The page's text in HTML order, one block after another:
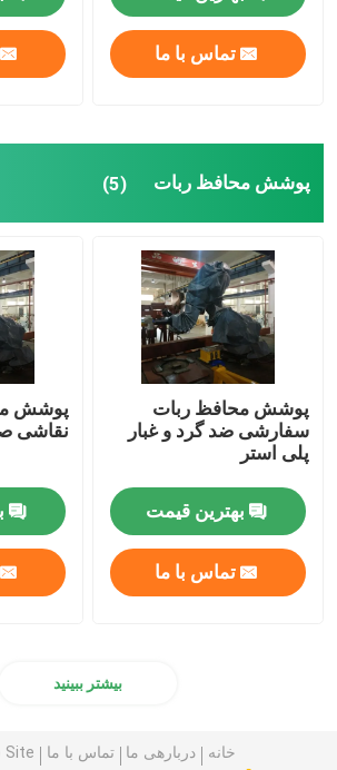
تماس با ما
پوشش محافظ ربات (5)
پوشش محافظ ربات
سفارشی ضد گرد و غبار
پلی استر
بهترین قیمت
تماس با ما
پوشش
نقاشی
بیشتر ببینید
خانه دربارهی ما تماس با ما Site